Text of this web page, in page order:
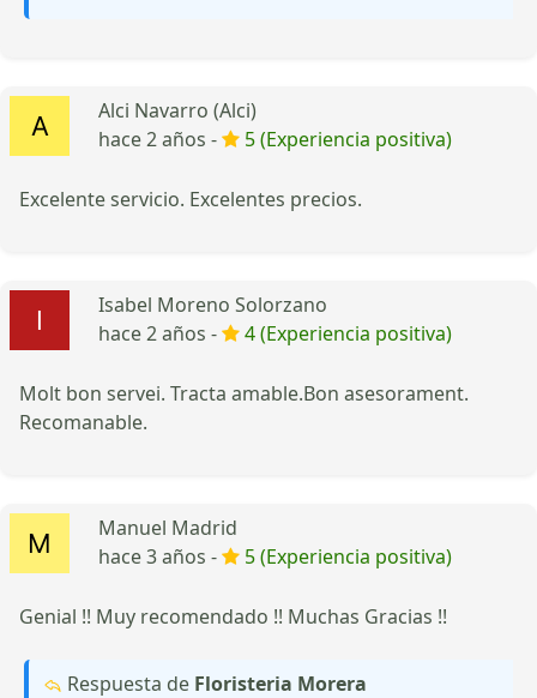
Alci Navarro (Alci)
hace 2 años -
5 (Experiencia positiva)
Excelente servicio. Excelentes precios.
Isabel Moreno Solorzano
hace 2 años -
4 (Experiencia positiva)
Molt bon servei. Tracta amable.Bon asesorament.
Recomanable.
Manuel Madrid
hace 3 años -
5 (Experiencia positiva)
Genial !! Muy recomendado !! Muchas Gracias !!
Respuesta de Floristeria Morera